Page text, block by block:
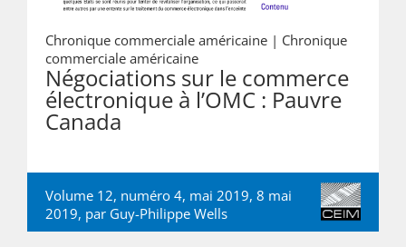
Chronique commerciale américaine | Chronique
commerciale américaine
Négociations sur le commerce
électronique à l’OMC : Pauvre
Canada
Volume 12, numéro 4, mai 2019, 8 mai
2019, par Guy-Philippe Wells